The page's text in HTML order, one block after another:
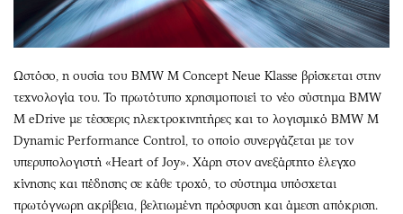
Ωστόσο, η ουσία του BMW M Concept Neue Klasse βρίσκεται στην
τεχνολογία του. Το πρωτότυπο χρησιμοποιεί το νέο σύστημα BMW
M eDrive με τέσσερις ηλεκτροκινητήρες και το λογισμικό BMW M
Dynamic Performance Control, το οποίο συνεργάζεται με τον
υπερυπολογιστή «Heart of Joy». Χάρη στον ανεξάρτητο έλεγχο
κίνησης και πέδησης σε κάθε τροχό, το σύστημα υπόσχεται
πρωτόγνωρη ακρίβεια, βελτιωμένη πρόσφυση και άμεση απόκριση.